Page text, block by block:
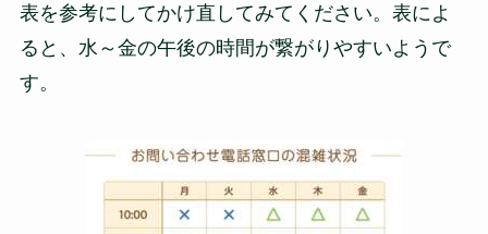
表を参考にしてかけ直してみてください。表によ
ると、水～金の午後の時間が繋がりやすいようで
す。